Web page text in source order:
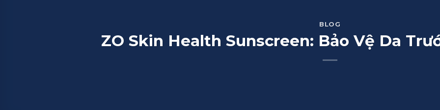
BLOG
ZO Skin Health Sunscreen: Bảo Vệ Da